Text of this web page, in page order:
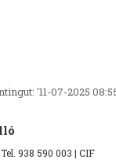
'11-07-2025
938 590 003 | CIF